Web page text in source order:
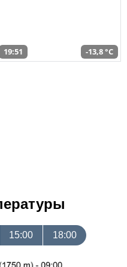
19:51 -13,8 °C
15:00 18:00